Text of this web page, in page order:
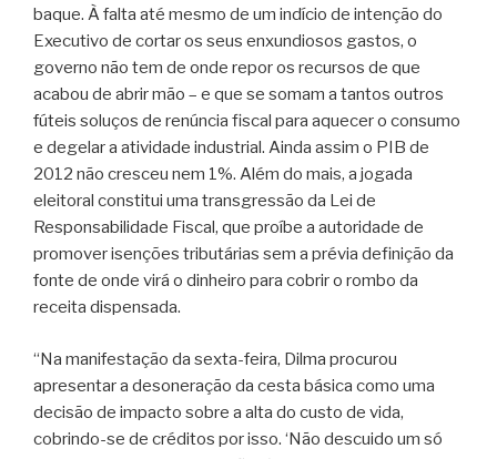
baque. À falta até mesmo de um indício de intenção do
Executivo de cortar os seus enxundiosos gastos, o
governo não tem de onde repor os recursos de que
acabou de abrir mão – e que se somam a tantos outros
fúteis soluços de renúncia fiscal para aquecer o consumo
e degelar a atividade industrial. Ainda assim o PIB de
2012 não cresceu nem 1%. Além do mais, a jogada
eleitoral constitui uma transgressão da Lei de
Responsabilidade Fiscal, que proíbe a autoridade de
promover isenções tributárias sem a prévia definição da
fonte de onde virá o dinheiro para cobrir o rombo da
receita dispensada.
“Na manifestação da sexta-feira, Dilma procurou
apresentar a desoneração da cesta básica como uma
decisão de impacto sobre a alta do custo de vida,
cobrindo-se de créditos por isso. ‘Não descuido um só